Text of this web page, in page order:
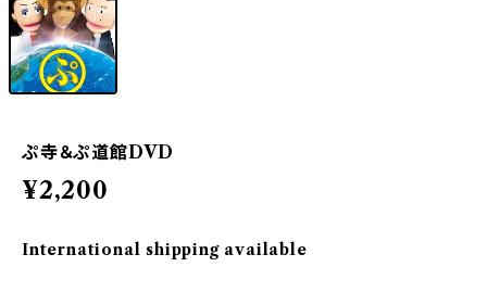
ぷ寺＆ぷ道館DVD
¥2,200
International shipping available